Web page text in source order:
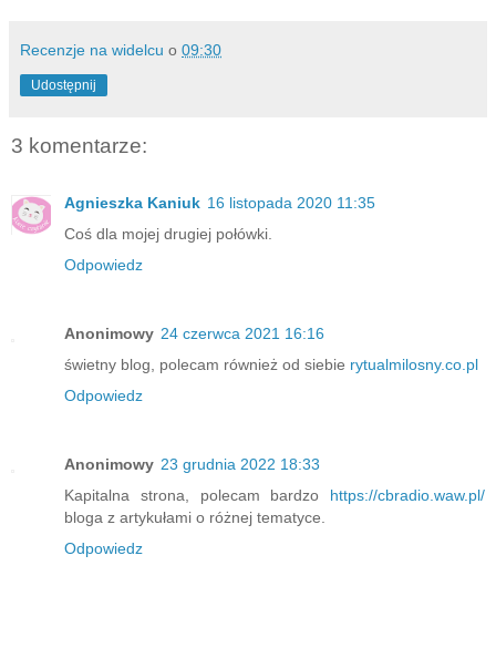
Recenzje na widelcu o 09:30
Udostępnij
3 komentarze:
Agnieszka Kaniuk 16 listopada 2020 11:35
Coś dla mojej drugiej połówki.
Odpowiedz
Anonimowy 24 czerwca 2021 16:16
świetny blog, polecam również od siebie rytualmilosny.co.pl
Odpowiedz
Anonimowy 23 grudnia 2022 18:33
Kapitalna strona, polecam bardzo https://cbradio.waw.pl/
bloga z artykułami o różnej tematyce.
Odpowiedz